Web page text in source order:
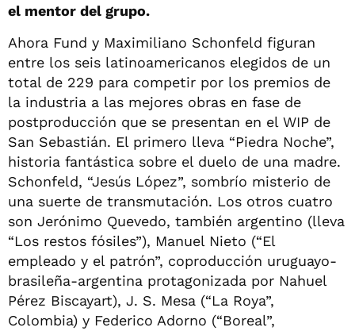
el mentor del grupo.
Ahora Fund y Maximiliano Schonfeld figuran
entre los seis latinoamericanos elegidos de un
total de 229 para competir por los premios de
la industria a las mejores obras en fase de
postproducción que se presentan en el WIP de
San Sebastián. El primero lleva “Piedra Noche”,
historia fantástica sobre el duelo de una madre.
Schonfeld, “Jesús López”, sombrío misterio de
una suerte de transmutación. Los otros cuatro
son Jerónimo Quevedo, también argentino (lleva
“Los restos fósiles”), Manuel Nieto (“El
empleado y el patrón”, coproducción uruguayo-
brasileña-argentina protagonizada por Nahuel
Pérez Biscayart), J. S. Mesa (“La Roya”,
Colombia) y Federico Adorno (“Boreal”,